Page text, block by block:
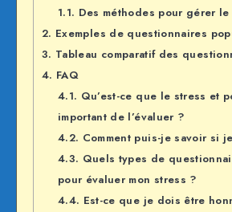
1.1. Des méthodes pour gérer le
2. Exemples de questionnaires
3. Tableau comparatif des
4. FAQ
4.1. Qu’est-ce que le stress et
important de l’évaluer ?
4.2. Comment puis-je savoir si
4.3. Quels types de
pour évaluer mon stress ?
4.4. Est-ce que je dois être